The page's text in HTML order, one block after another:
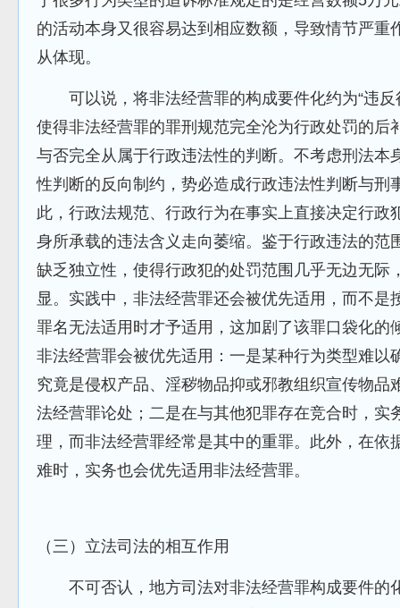
的活动本身又很容易达到相应数额，导致情节严重
从体现。
可以说，将非法经营罪的构成要件化约为“违反
使得非法经营罪的罪刑规范完全沦为行政处罚的后
与否完全从属于行政违法性的判断。不考虑刑法本
性判断的反向制约，势必造成行政违法性判断与刑
此，行政法规范、行政行为在事实上直接决定行政
身所承载的违法含义走向萎缩。鉴于行政违法的范
缺乏独立性，使得行政犯的处罚范围几乎无边无际
显。实践中，非法经营罪还会被优先适用，而不是
罪名无法适用时才予适用，这加剧了该罪口袋化的
非法经营罪会被优先适用：一是某种行为类型难以
究竟是侵权产品、淫秽物品抑或邪教组织宣传物品
法经营罪论处；二是在与其他犯罪存在竞合时，实
理，而非法经营罪经常是其中的重罪。此外，在依
难时，实务也会优先适用非法经营罪。
（三）立法司法的相互作用
不可否认，地方司法对非法经营罪构成要件的